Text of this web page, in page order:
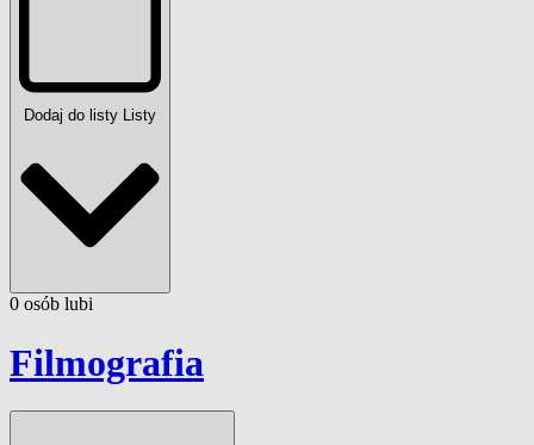
Dodaj do listy Listy
0 osób lubi
Filmografia